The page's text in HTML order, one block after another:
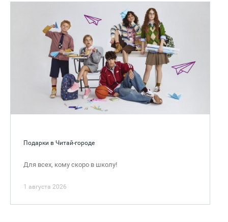
Подарки в Читай-городе
Для всех, кому скоро в школу!
1 августа 2026